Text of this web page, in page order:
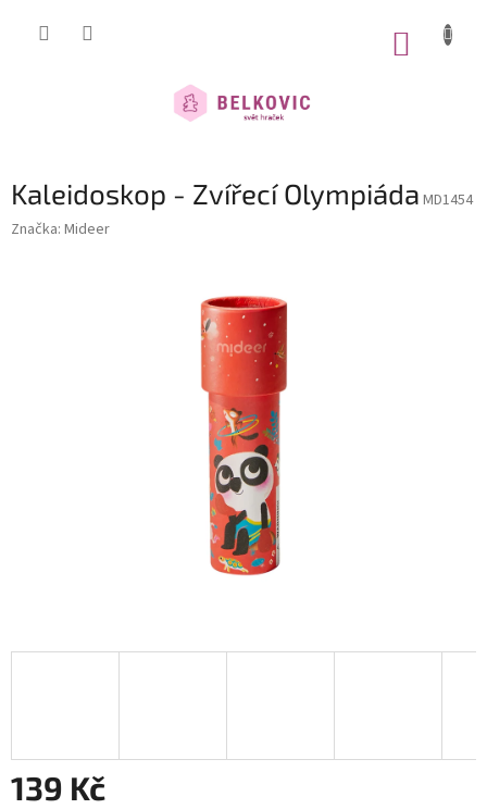
Kaleidoskop - Zvířecí Olympiáda MD1454
Značka: Mideer
139 Kč